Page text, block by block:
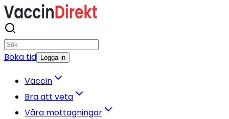
Boka tid Logga in
Vaccin
Bra att veta
Våra mottagningar